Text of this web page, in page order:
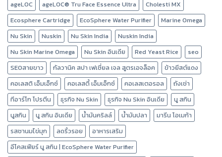
ageLOC ageLOC® Tru Face Essence Ultra
Cholesti MX
Ecosphere Cartridge
EcoSphere Water Purifier
Marine Omega
Nu Skin
Nuskin Nu Skin India
Nuskin India
Nu Skin Marine Omega
Nu Skin อินเดีย Red Yeast Rice
seo
SEOสายขาว
กัลวานิค สปา เฟเชี่ยล เจล สูตรเอจล็อค
ข้าวยีสต์แดง
คอเลสติ เอ็มเอ็กซ์
คอเลสตี้ เอ็มเอ็กซ์ คอเลสเตอรอล
ถังเช่า
ทีอาร์โก โปรตีน
ธุรกิจ Nu Skin ธุรกิจ Nu Skin อินเดีย
นู สกิน
นูสกิน
นู สกิน อินเดีย น้ำมันคริลล์ น้ำมันปลา
มารีน โอเมก้า
รสชานมไข่มุก
ลดริ้วรอย
อาหารเสริม
อีโคสเฟียร์ นู สกิน | EcoSphere Water Purifier